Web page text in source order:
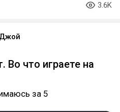
3.6K
Во что играете на
за 5